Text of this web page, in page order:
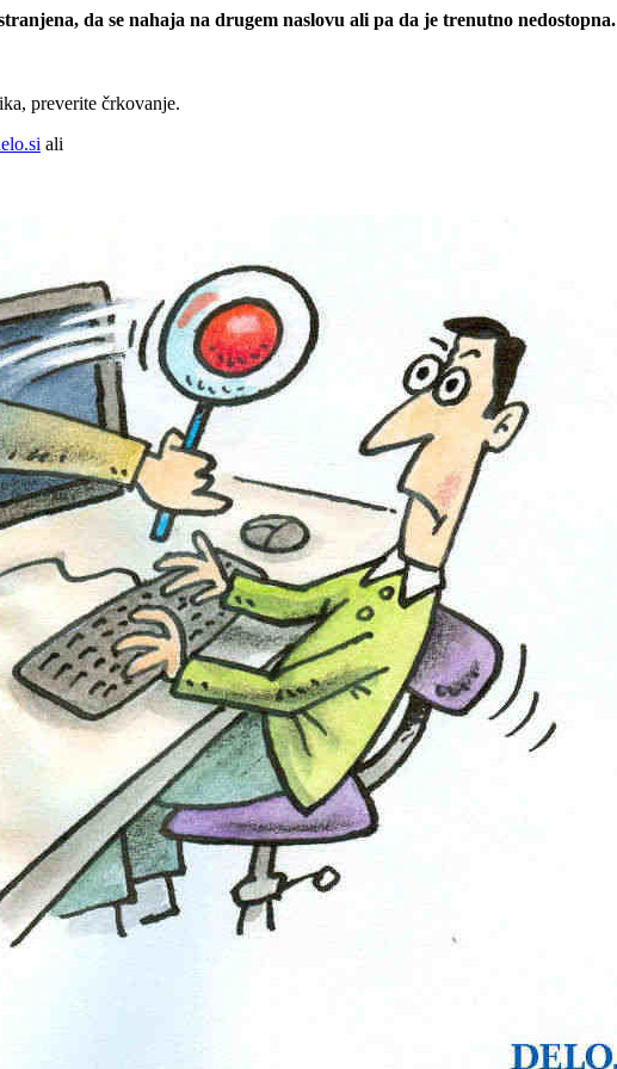
da se nahaja na drugem naslovu ali pa da je trenutno nedostopna.
preverite črkovanje.
ali